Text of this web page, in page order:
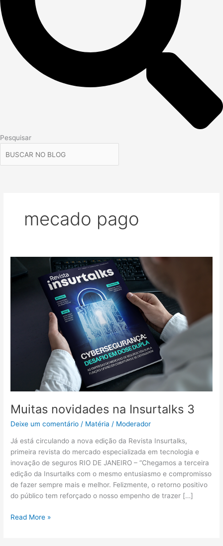
Pesquisar
mecado pago
Muitas novidades na Insurtalks 3
Deixe um comentário / Matéria / Moderador
Já está circulando a nova edição da Revista Insurtalks,
primeira revista do mercado especializada em tecnologia e
inovação de seguros RIO DE JANEIRO – “Chegamos a terceira
edição da Insurtalks com o mesmo entusiasmo e compromisso
de fazer sempre mais e melhor. Felizmente, o retorno positivo
do público tem reforçado o nosso empenho de trazer […]
novidades
Read More »